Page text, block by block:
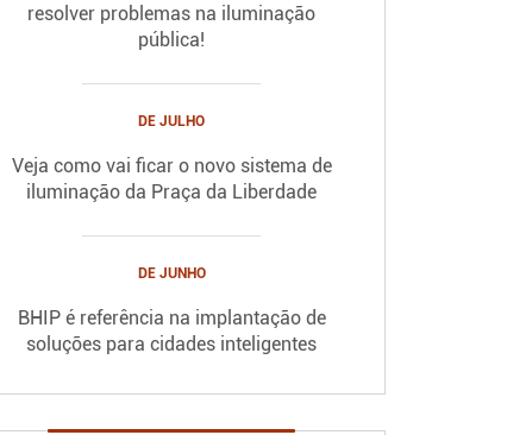
resolver problemas na iluminação
pública!
DE JULHO
Veja como vai ficar o novo sistema de
iluminação da Praça da Liberdade
DE JUNHO
BHIP é referência na implantação de
soluções para cidades inteligentes